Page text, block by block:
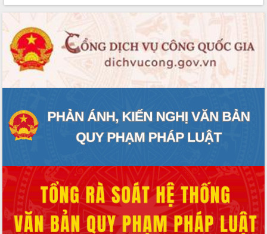
Thường trực HĐND tỉnh Đắk Lắk gặp
Minh
Lễ truy điệu và an táng hài cốt liệt sĩ
tại Nghĩa trang Liệt sĩ xã Sơn Hòa
Bàn giải pháp tháo gỡ khó khăn trong
xuất khẩu sầu riêng và triển khai quy
Thứ trưởng Bộ Nông nghiệp và Môi
trường Nguyễn Hoàng Hiệp khảo sát
vùng trồng và doanh nghiệp đóng gói
Trình diễn nghệ thuật chế biến các
món ăn từ sầu riêng
Đắk Lắk công bố Quy hoạch và xúc
tiến đầu tư tỉnh
Ngành cá ngừ Đắk Lắk chủ động thích
ứng để giữ vững thị trường xuất khẩu